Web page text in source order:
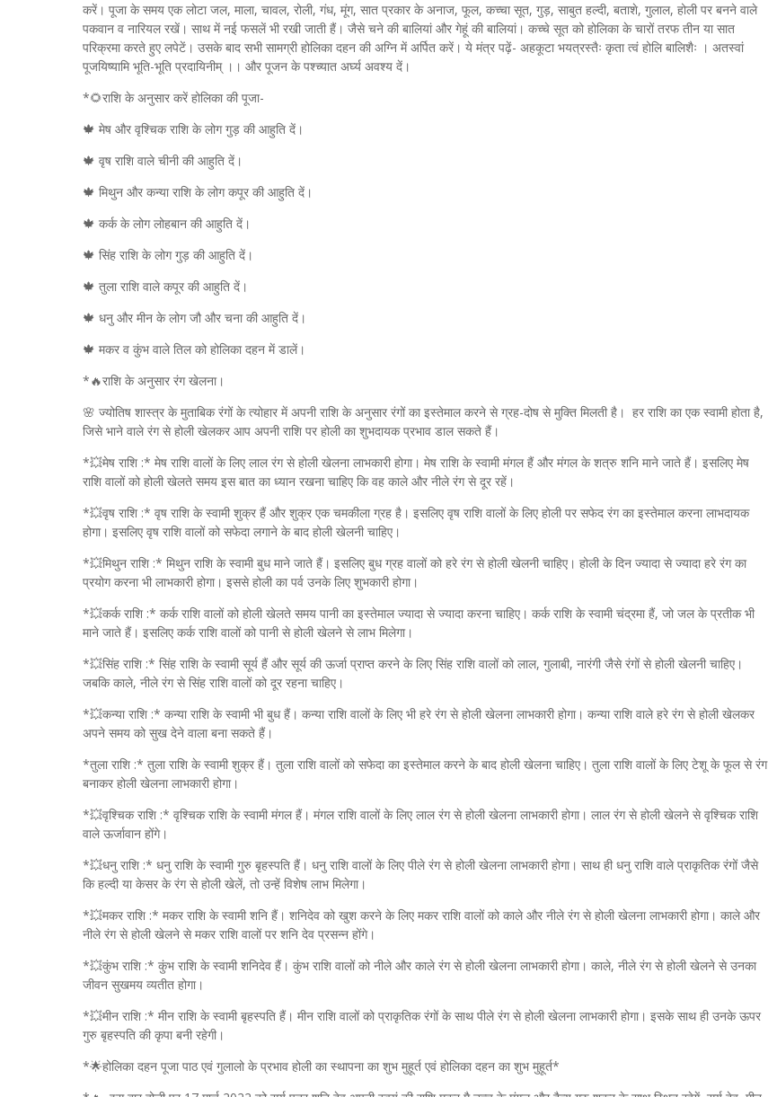
करें। पूजा के समय एक लोटा जल, माला, चावल, रोली, गंध, मूंग, सात प्रकार के अनाज, फूल, कच्चा सूत, गुड़, साबुत हल्दी, बताशे, गुलाल, होली पर बनने वाले
पकवान व नारियल रखें। साथ में नई फसलें भी रखी जाती हैं। जैसे चने की बालियां और गेहूं की बालियां। कच्चे सूत को होलिका के चारों तरफ तीन या सात
परिक्रमा करते हुए लपेटें। उसके बाद सभी सामग्री होलिका दहन की अग्नि में अर्पित करें। ये मंत्र पढ़ें- अहकूटा भयत्रस्तैः कृता त्वं होलि बालिशैः । अतस्वां
पूजयिष्यामि भूति-भूति प्रदायिनीम् ।। और पूजन के पश्च्यात अर्घ्य अवश्य दें।
*🌻राशि के अनुसार करें होलिका की पूजा-
🍁 मेष और वृश्चिक राशि के लोग गुड़ की आहुति दें।
🍁 वृष राशि वाले चीनी की आहुति दें।
🍁 मिथुन और कन्या राशि के लोग कपूर की आहुति दें।
🍁 कर्क के लोग लोहबान की आहुति दें।
🍁 सिंह राशि के लोग गुड़ की आहुति दें।
🍁 तुला राशि वाले कपूर की आहुति दें।
🍁 धनु और मीन के लोग जौ और चना की आहुति दें।
🍁 मकर व कुंभ वाले तिल को होलिका दहन में डालें।
*🔥राशि के अनुसार रंग खेलना।
🌸 ज्योतिष शास्त्र के मुताबिक रंगों के त्योहार में अपनी राशि के अनुसार रंगों का इस्तेमाल करने से ग्रह-दोष से मुक्ति मिलती है। हर राशि का एक स्वामी होता है,
जिसे भाने वाले रंग से होली खेलकर आप अपनी राशि पर होली का शुभदायक प्रभाव डाल सकते हैं।
*💥मेष राशि :* मेष राशि वालों के लिए लाल रंग से होली खेलना लाभकारी होगा। मेष राशि के स्वामी मंगल हैं और मंगल के शत्रु शनि माने जाते हैं। इसलिए मेष
राशि वालों को होली खेलते समय इस बात का ध्यान रखना चाहिए कि वह काले और नीले रंग से दूर रहें।
*💥वृष राशि :* वृष राशि के स्वामी शुक्र हैं और शुक्र एक चमकीला ग्रह है। इसलिए वृष राशि वालों के लिए होली पर सफेद रंग का इस्तेमाल करना लाभदायक
होगा। इसलिए वृष राशि वालों को सफेदा लगाने के बाद होली खेलनी चाहिए।
*💥मिथुन राशि :* मिथुन राशि के स्वामी बुध माने जाते हैं। इसलिए बुध ग्रह वालों को हरे रंग से होली खेलनी चाहिए। होली के दिन ज्यादा से ज्यादा हरे रंग का
प्रयोग करना भी लाभकारी होगा। इससे होली का पर्व उनके लिए शुभकारी होगा।
*💥कर्क राशि :* कर्क राशि वालों को होली खेलते समय पानी का इस्तेमाल ज्यादा से ज्यादा करना चाहिए। कर्क राशि के स्वामी चंद्रमा हैं, जो जल के प्रतीक भी
माने जाते हैं। इसलिए कर्क राशि वालों को पानी से होली खेलने से लाभ मिलेगा।
*💥सिंह राशि :* सिंह राशि के स्वामी सूर्य हैं और सूर्य की ऊर्जा प्राप्त करने के लिए सिंह राशि वालों को लाल, गुलाबी, नारंगी जैसे रंगों से होली खेलनी चाहिए।
जबकि काले, नीले रंग से सिंह राशि वालों को दूर रहना चाहिए।
*💥कन्या राशि :* कन्या राशि के स्वामी भी बुध हैं। कन्या राशि वालों के लिए भी हरे रंग से होली खेलना लाभकारी होगा। कन्या राशि वाले हरे रंग से होली खेलकर
अपने समय को सुख देने वाला बना सकते हैं।
*तुला राशि :* तुला राशि के स्वामी शुक्र हैं। तुला राशि वालों को सफेदा का इस्तेमाल करने के बाद होली खेलना चाहिए। तुला राशि वालों के लिए टेशू के फूल से रंग
बनाकर होली खेलना लाभकारी होगा।
*💥वृश्चिक राशि :* वृश्चिक राशि के स्वामी मंगल हैं। मंगल राशि वालों के लिए लाल रंग से होली खेलना लाभकारी होगा। लाल रंग से होली खेलने से वृश्चिक राशि
वाले ऊर्जावान होंगे।
*💥धनु राशि :* धनु राशि के स्वामी गुरु बृहस्पति हैं। धनु राशि वालों के लिए पीले रंग से होली खेलना लाभकारी होगा। साथ ही धनु राशि वाले प्राकृतिक रंगों जैसे
कि हल्दी या केसर के रंग से होली खेलें, तो उन्हें विशेष लाभ मिलेगा।
*💥मकर राशि :* मकर राशि के स्वामी शनि हैं। शनिदेव को खुश करने के लिए मकर राशि वालों को काले और नीले रंग से होली खेलना लाभकारी होगा। काले और
नीले रंग से होली खेलने से मकर राशि वालों पर शनि देव प्रसन्न होंगे।
*💥कुंभ राशि :* कुंभ राशि के स्वामी शनिदेव हैं। कुंभ राशि वालों को नीले और काले रंग से होली खेलना लाभकारी होगा। काले, नीले रंग से होली खेलने से उनका
जीवन सुखमय व्यतीत होगा।
*💥मीन राशि :* मीन राशि के स्वामी बृहस्पति हैं। मीन राशि वालों को प्राकृतिक रंगों के साथ पीले रंग से होली खेलना लाभकारी होगा। इसके साथ ही उनके ऊपर
गुरु बृहस्पति की कृपा बनी रहेगी।
*🌟होलिका दहन पूजा पाठ एवं गुलालो के प्रभाव होली का स्थापना का शुभ मुहूर्त एवं होलिका दहन का शुभ मुहूर्त*